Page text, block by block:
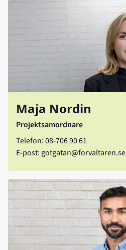
Maja Nordin
Projektsamordnare
Telefon: 08-706 90 61
E-post: gotgatan@forvaltaren.se